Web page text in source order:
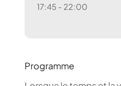
17:45 - 22:00
Programme